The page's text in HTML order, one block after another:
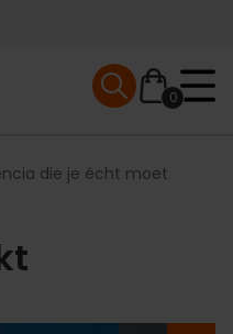
0
Mobile menu
die je écht moet